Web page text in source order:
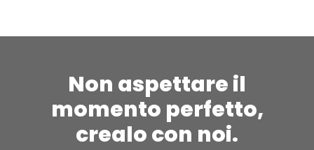
Non aspettare il
momento perfetto,
crealo con noi.